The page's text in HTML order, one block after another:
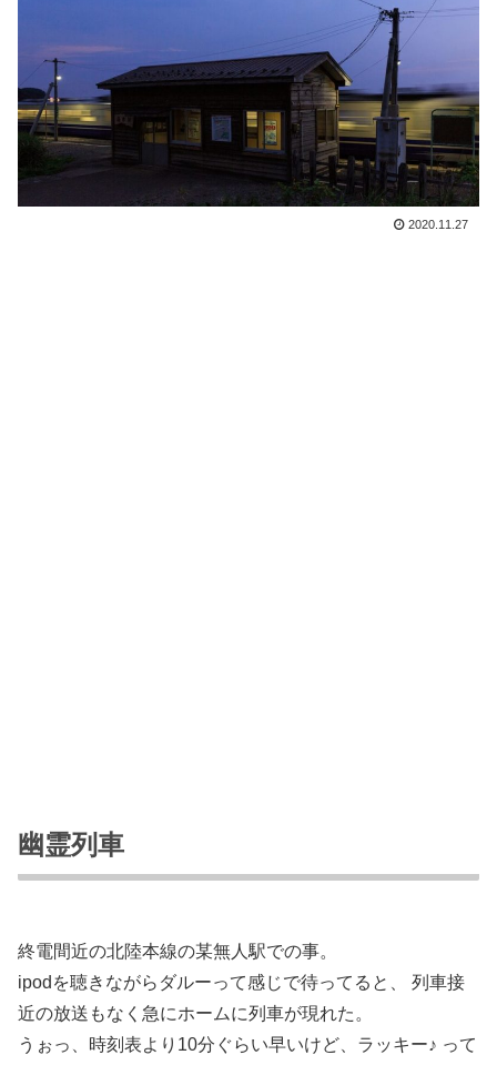
2020.11.27
幽霊列車
終電間近の北陸本線の某無人駅での事。
ipodを聴きながらダルーって感じで待ってると、 列車接
近の放送もなく急にホームに列車が現れた。
うぉっ、時刻表より10分ぐらい早いけど、ラッキー♪ って